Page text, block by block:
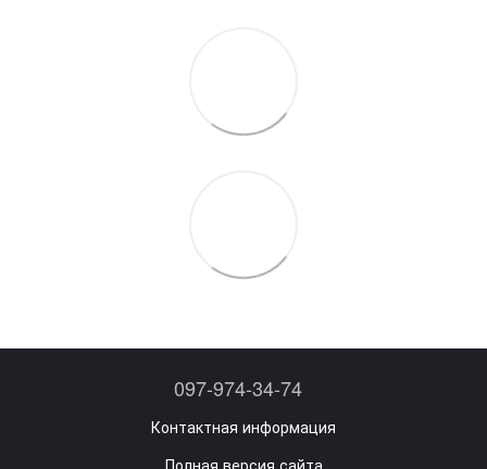
097-974-34-74
Контактная информация
Полная версия сайта